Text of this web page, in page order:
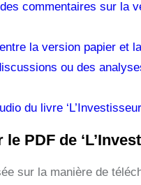
commentaires sur la
la version papier et
ou des
du livre
PDF de
sur la manière de